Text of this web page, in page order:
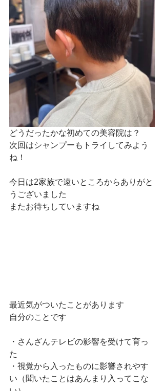
どうだったかな初めての美容院は？
次回はシャンプーもトライしてみよう
ね！
今日は2家族で遠いところからありがと
うございました
またお待ちしていますね
最近気がついたことがあります
自分のことです
・さんざんテレビの影響を受けて育っ
た
・視覚から入ったものに影響されやす
い（聞いたことはあんまり入ってこな